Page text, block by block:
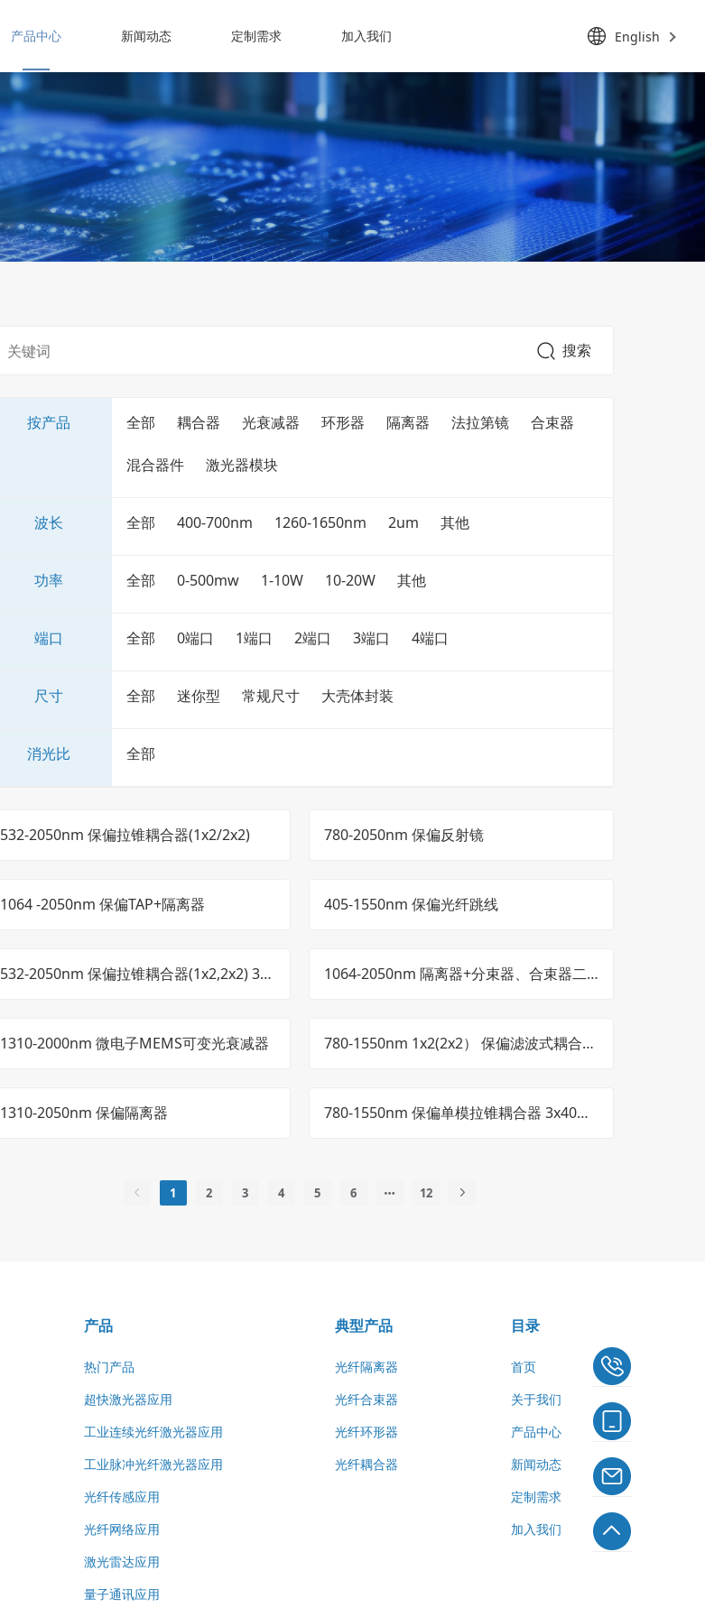
产品中心 新闻动态 定制需求 加入我们 English
搜索
按产品 全部 耦合器 光衰减器 环形器 隔离器 法拉第镜 合束器
混合器件 激光器模块
波长 全部 400-700nm 1260-1650nm 2um 其他
功率 全部 0-500mw 1-10W 10-20W 其他
端口 全部 0端口 1端口 2端口 3端口 4端口
尺寸 全部 迷你型 常规尺寸 大壳体封装
消光比 全部
532-2050nm 保偏拉锥耦合器(1x2/2x2) 780-2050nm 保偏反射镜
1064 -2050nm 保偏TAP+隔离器 405-1550nm 保偏光纤跳线
532-2050nm 保偏拉锥耦合器(1x2,2x2) 3x
1064-2050nm 隔离器+分束器、合束器二
1310-2000nm 微电子MEMS可变光衰减器
780-1550nm 1x2(2x2） 保偏滤波式耦合器
1310-2050nm 保偏隔离器
780-1550nm 保偏单模拉锥耦合器 3x40m
1 2 3 4 5 6 12
产品
热门产品
超快激光器应用
工业连续光纤激光器应用
工业脉冲光纤激光器应用
光纤传感应用
光纤网络应用
激光雷达应用
量子通讯应用
典型产品
光纤隔离器
光纤合束器
光纤环形器
光纤耦合器
目录
首页
关于我们
产品中心
新闻动态
定制需求
加入我们